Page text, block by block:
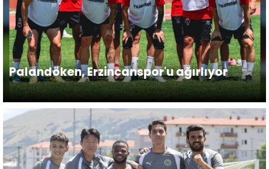
Palandöken, Erzincanspor'u ağırlıyor